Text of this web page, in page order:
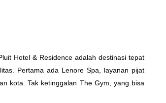
Hotel & Residence adalah destinasi tepat
Pertama ada Lenore Spa, layanan pijat
kota. Tak ketinggalan The Gym, yang bisa